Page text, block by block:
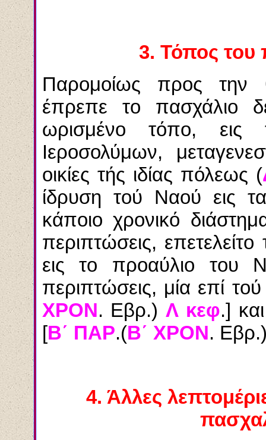
3. Τόπος του
Παρομοίως προς την
έπρεπε το πασχάλιο
ωρισμένο τόπο,
Ιεροσολύμων,
οικίες τής ιδίας πόλεως (
ίδρυση τού Ναού εις
κάποιο χρονικό
περιπτώσεις,
εις το προαύλιο του
περιπτώσεις, μία επί
ΧΡΟΝ. Εβρ.) Λ κεφ.]
[Β΄ ΠΑΡ.(Β΄ ΧΡΟΝ.
4. Άλλες